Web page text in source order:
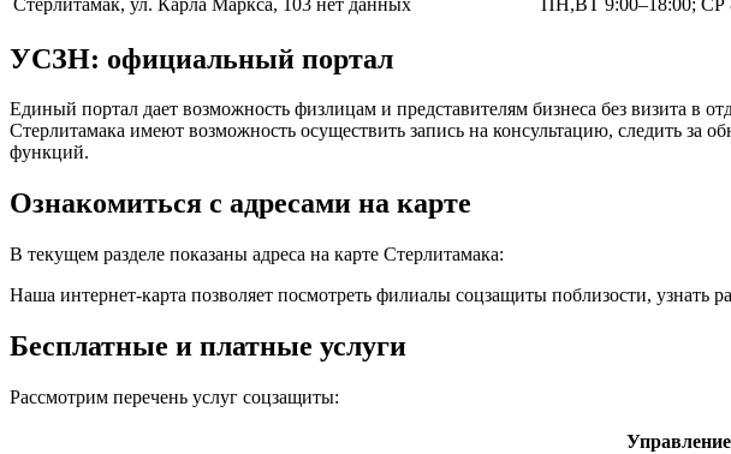
УСЗН: официальный портал
Единый портал дает возможность физлицам и представителям бизнеса без визита в
Стерлитамака имеют возможность осуществить запись на консультацию, следить за
функций.
Ознакомиться с адресами на карте
В текущем разделе показаны адреса на карте Стерлитамака:
Наша интернет-карта позволяет посмотреть филиалы соцзащиты поблизости, узнать
Бесплатные и платные услуги
Рассмотрим перечень услуг соцзащиты: